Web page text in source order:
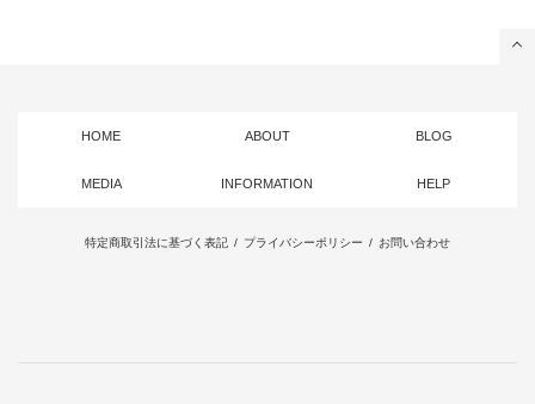
HOME ABOUT BLOG
MEDIA INFORMATION HELP
特定商取引法に基づく表記 / プライバシーポリシー / お問い合わせ